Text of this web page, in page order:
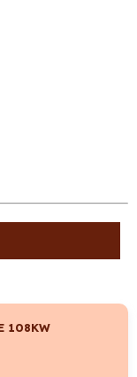
108KW